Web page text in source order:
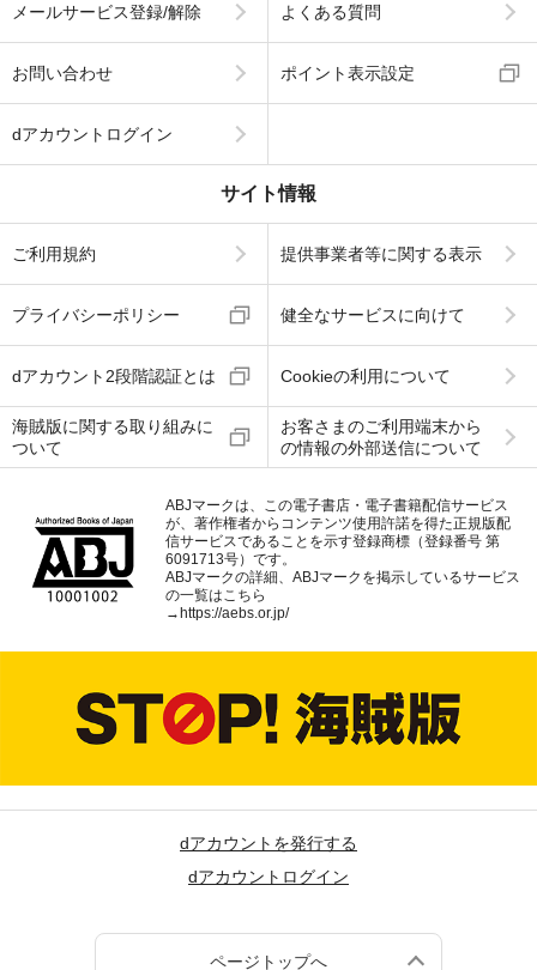
メールサービス登録/解除 よくある質問
お問い合わせ ポイント表示設定
dアカウントログイン
サイト情報
ご利用規約 提供事業者等に関する表示
プライバシーポリシー 健全なサービスに向けて
dアカウント2段階認証とは Cookieの利用について
海賊版に関する取り組みに
ついて
お客さまのご利用端末から
の情報の外部送信について
ABJマークは、この電子書店・電子書籍配信サービス
が、著作権者からコンテンツ使用許諾を得た正規版配
信サービスであることを示す登録商標（登録番号 第
6091713号）です。
ABJマークの詳細、ABJマークを掲示しているサービス
の一覧はこちら
→https://aebs.or.jp/
dアカウントを発行する
dアカウントログイン
ページトップへ